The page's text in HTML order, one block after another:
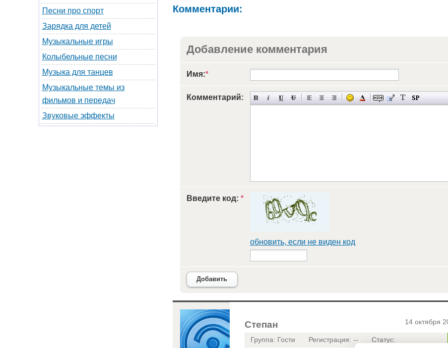
Песни про спорт
Зарядка для детей
Музыкальные игры
Колыбельные песни
Музыка для танцев
Музыкальные темы из
фильмов и передач
Звуковые эффекты
Комментарии:
Добавление комментария
Имя:*
Комментарий:
Введите код: *
обновить, если не виден код
Добавить
<
14 октября
Степан
Группа: Гости Регистрация: -- Статус: